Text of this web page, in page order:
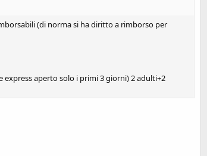
(di norma si ha diritto a rimborso per
aperto solo i primi 3 giorni) 2 adulti+2